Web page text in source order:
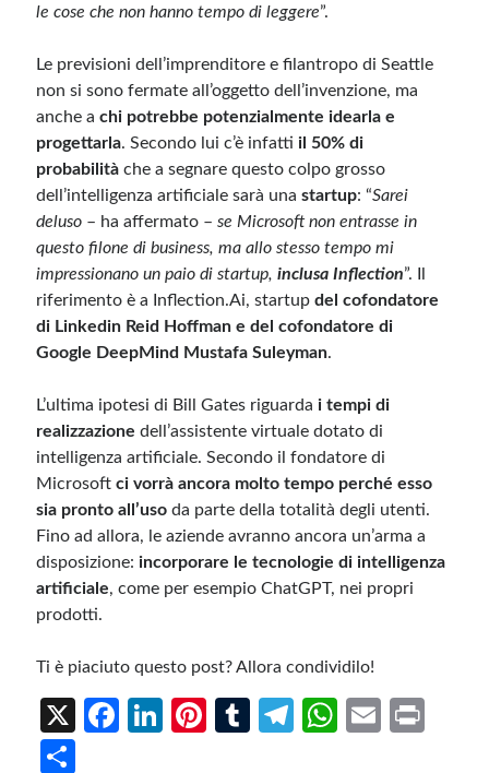
le cose che non hanno tempo di leggere”.
Le previsioni dell’imprenditore e filantropo di Seattle
non si sono fermate all’oggetto dell’invenzione, ma
anche achi potrebbe potenzialmente idearla e
progettarla. Secondo lui c’è infattiil 50% di
probabilità che a segnare questo colpo grosso
dell’intelligenza artificiale sarà unastartup: “Sarei
deluso – ha affermato –se Microsoft non entrasse in
questo filone di business, ma allo stesso tempo mi
impressionano un paio di startup,inclusa Inflection”. Il
riferimento è a
Inflection.Ai, startupdel cofondatore
di Linkedin Reid Hoffman e del cofondatore di
Google DeepMind Mustafa Suleyman.
L’ultima ipotesi di Bill Gates riguardai tempi di
realizzazione dell’assistente virtuale dotato di
intelligenza artificiale. Secondo il fondatore di
Microsoftci vorrà ancora molto tempo perché esso
sia pronto all’uso da parte della totalità degli utenti.
Fino ad allora, le aziende avranno ancora un’arma a
disposizione:incorporare le tecnologie di intelligenza
artificiale, come per esempio ChatGPT, nei propri
prodotti.
Ti è piaciuto questo post? Allora condividilo!
X
Fa
Li
Pi
T
Te
W
E